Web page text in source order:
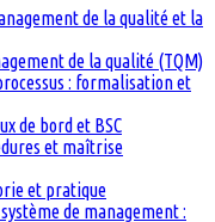
de la qualité et la
de la qualité (TQM)
: formalisation et
de bord et BSC
et maîtrise
et pratique
de management :